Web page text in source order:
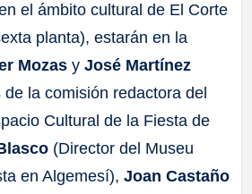
el ámbito cultural de El Corte
planta), estarán en la
Mozas yJosé Martínez
de la comisión redactora del
Cultural de la Fiesta de
(Director del Museu
en Algemesí),Joan Castaño